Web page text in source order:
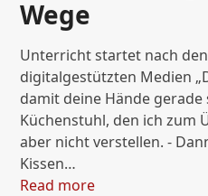
Wege
Unterricht startet nach
digitalgestützten Medien
damit deine Hände
Küchenstuhl, den ich zum
aber nicht verstellen. -
Kissen…
Read more